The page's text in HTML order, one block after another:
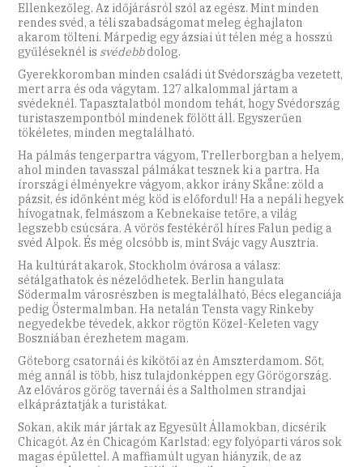
Ellenkezőleg. Az időjárásról szól az egész. Mint minden
rendes svéd, a téli szabadságomat meleg éghajlaton
akarom tölteni. Márpedig egy ázsiai út télen még a hosszú
gyűléseknél is svédebbdolog.
Gyerekkoromban minden családi út Svédországba vezetett,
mert arra és oda vágytam. 127 alkalommal jártam a
svédeknél. Tapasztalatból mondom tehát, hogy Svédország
turistaszempontból mindenek fölött áll. Egyszerűen
tökéletes, minden megtalálható.
Ha pálmás tengerpartra vágyom, Trellerborgban a helyem,
ahol minden tavasszal pálmákat tesznek ki a partra. Ha
írországi élményekre vágyom, akkor irány Skåne: zöld a
pázsit, és időnként még köd is előfordul! Ha a nepáli hegyek
hívogatnak, felmászom a Kebnekaise tetőre, a világ
legszebb csúcsára. A vörös festékéről híres Falun pedig a
svéd Alpok. És még olcsóbb is, mint Svájc vagy Ausztria.
Ha kultúrát akarok, Stockholm óvárosa a válasz:
sétálgathatok és nézelődhetek. Berlin hangulata
Södermalm városrészben is megtalálható, Bécs eleganciája
pedig Östermalmban. Ha netalán Tensta vagy Rinkeby
negyedekbe tévedek, akkor rögtön Közel-Keleten vagy
Boszniában érezhetem magam.
Göteborg csatornái és kikötői az én Amszterdamom. Sőt,
még annál is több, hisz tulajdonképpen egy Görögország.
Az előváros görög tavernái és a Saltholmen strandjai
elkápráztatják a turistákat.
Sokan, akik már jártak az Egyesült Államokban, dicsérik
Chicagót. Az én Chicagóm Karlstad: egy folyóparti város sok
magas épülettel. A maffiamúlt ugyan hiányzik, de az